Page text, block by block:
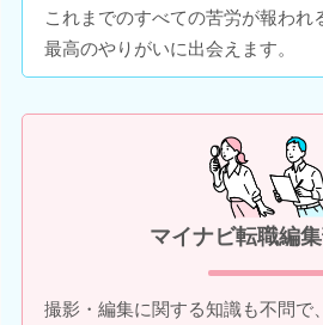
これまでのすべての苦労が報われ
最高のやりがいに出会えます。
マイナビ転職編
撮影・編集に関する知識も不問で